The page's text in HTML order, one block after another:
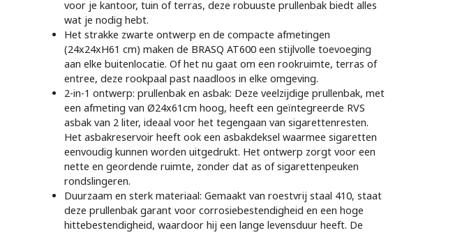
voor je kantoor, tuin of terras, deze robuuste prullenbak biedt alles
wat je nodig hebt.
Het strakke zwarte ontwerp en de compacte afmetingen
(24x24xH61 cm) maken de BRASQ AT600 een stijlvolle toevoeging
aan elke buitenlocatie. Of het nu gaat om een rookruimte, terras of
entree, deze rookpaal past naadloos in elke omgeving.
2-in-1 ontwerp: prullenbak en asbak: Deze veelzijdige prullenbak, met
een afmeting van Ø24x61cm hoog, heeft een geïntegreerde RVS
asbak van 2 liter, ideaal voor het tegengaan van sigarettenresten.
Het asbakreservoir heeft ook een asbakdeksel waarmee sigaretten
eenvoudig kunnen worden uitgedrukt. Het ontwerp zorgt voor een
nette en geordende ruimte, zonder dat as of sigarettenpeuken
rondslingeren.
Duurzaam en sterk materiaal: Gemaakt van roestvrij staal 410, staat
deze prullenbak garant voor corrosiebestendigheid en een hoge
hittebestendigheid, waardoor hij een lange levensduur heeft. De